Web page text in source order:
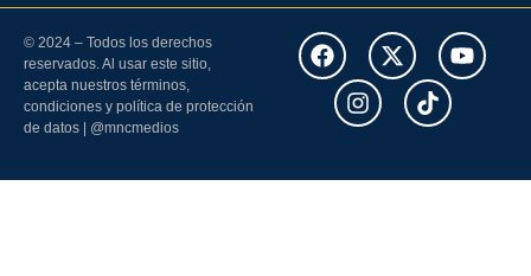
© 2024 – Todos los derechos
reservados. Al usar este sitio,
acepta nuestros términos,
condiciones y política de protección
de datos | @mncmedios